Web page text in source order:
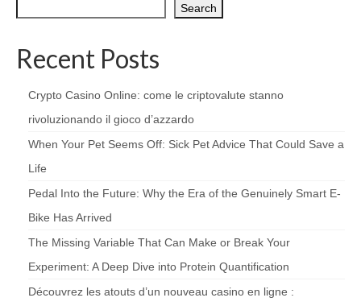
Search
Recent Posts
Crypto Casino Online: come le criptovalute stanno
rivoluzionando il gioco d’azzardo
When Your Pet Seems Off: Sick Pet Advice That Could Save a
Life
Pedal Into the Future: Why the Era of the Genuinely Smart E-
Bike Has Arrived
The Missing Variable That Can Make or Break Your
Experiment: A Deep Dive into Protein Quantification
Découvrez les atouts d’un nouveau casino en ligne :